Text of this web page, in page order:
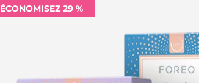
ÉCONOMISEZ 29 %